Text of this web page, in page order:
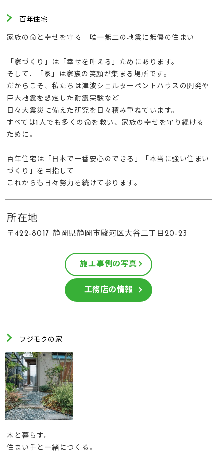
百年住宅
家族の命と幸せを守る 唯一無二の地震に無傷の住まい
「家づくり」は「幸せを叶える」ためにあります。
そして、「家」は家族の笑顔が集まる場所です。
だからこそ、私たちは津波シェルターペントハウスの開発や
巨大地震を想定した耐震実験など
日々大震災に備えた研究を日々積み重ねています。
すべては1人でも多くの命を救い、家族の幸せを守り続ける
ために。
百年住宅は「日本で一番安心のできる」「本当に強い住まい
づくり」を目指して
これからも日々努力を続けて参ります。
所在地
〒422-8017 静岡県静岡市駿河区大谷二丁目20-23
施工事例の写真
工務店の情報
フジモクの家
木と暮らす。
住まい手と一緒につくる。